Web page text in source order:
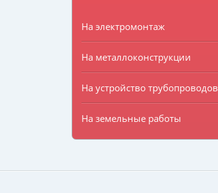
На электромонтаж
На металлоконструкции
На устройство трубопроводов
На земельные работы